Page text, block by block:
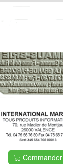
Commander